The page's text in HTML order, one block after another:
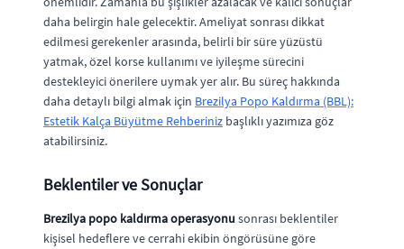
daha belirgin hale gelecektir. Ameliyat sonrası dikkat
edilmesi gerekenler arasında, belirli bir süre yüzüstü
yatmak, özel korse kullanımı ve iyileşme sürecini
destekleyici önerilere uymak yer alır. Bu süreç hakkında
daha detaylı bilgi almak için Brezilya Popo Kaldırma (BBL):
Estetik Kalça Büyütme Rehberiniz başlıklı yazımıza göz
atabilirsiniz.
Beklentiler ve Sonuçlar
Brezilya popo kaldırma operasyonu sonrası beklentiler
kişisel hedeflere ve cerrahi ekibin öngörüsüne göre